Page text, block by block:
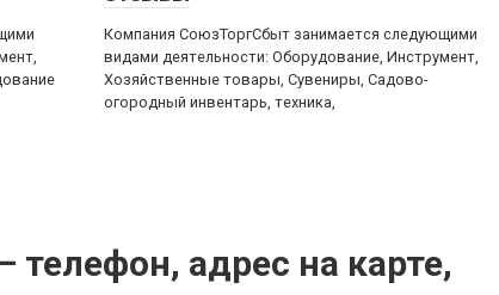
Компания СоюзТоргСбыт занимается следующими
видами деятельности: Оборудование, Инструмент,
Хозяйственные товары, Сувениры, Садово-
огородный инвентарь, техника,
адрес на карте,